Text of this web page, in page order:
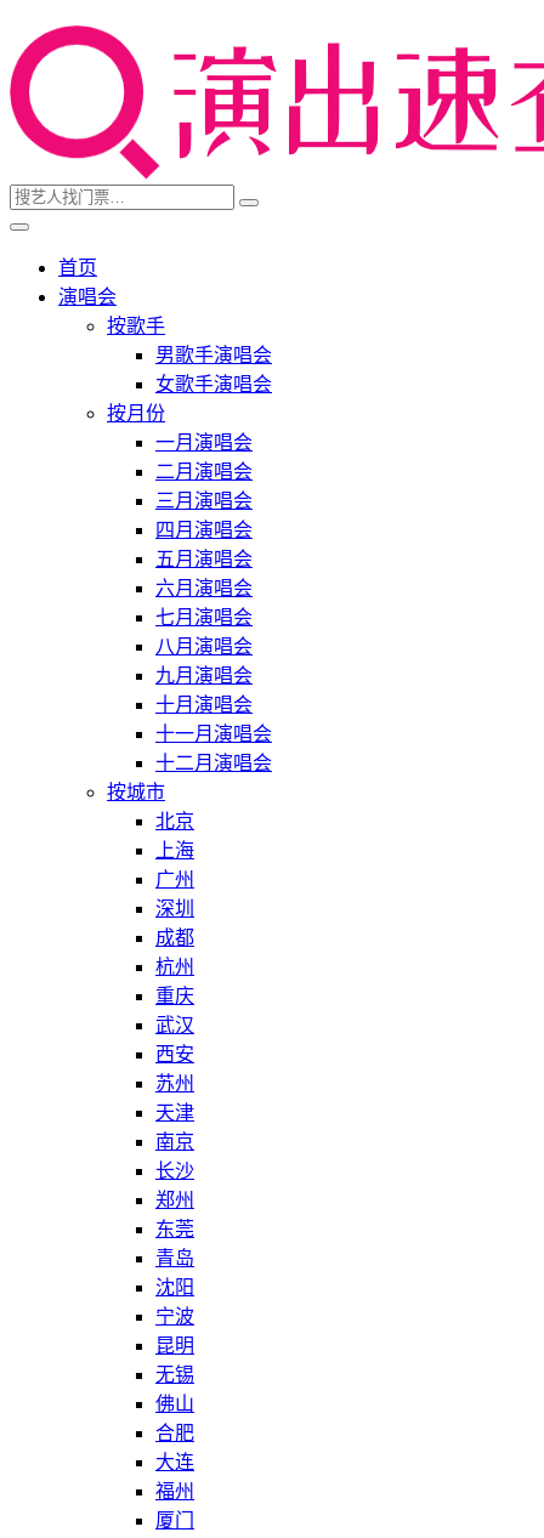
首页
演唱会
按歌手
男歌手演唱会
女歌手演唱会
按月份
一月演唱会
二月演唱会
三月演唱会
四月演唱会
五月演唱会
六月演唱会
七月演唱会
八月演唱会
九月演唱会
十月演唱会
十一月演唱会
十二月演唱会
按城市
北京
上海
广州
深圳
成都
杭州
重庆
武汉
西安
苏州
天津
南京
长沙
郑州
东莞
青岛
沈阳
宁波
昆明
无锡
佛山
合肥
大连
福州
厦门